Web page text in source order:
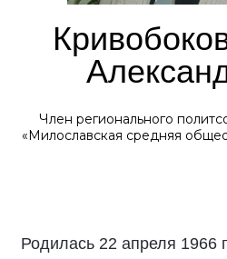
Член регионального
«Милославская средняя
Родилась 22 апреля 1966